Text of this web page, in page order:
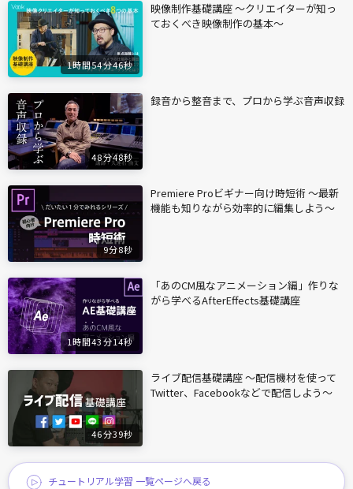
1時間54分46秒
映像制作基礎講座 〜クリエイターが知っ
ておくべき映像制作の基本〜
48分48秒
録音から整音まで、プロから学ぶ音声収録
9分8秒
Premiere Proビギナー向け時短術 〜最新
機能も知りながら効率的に編集しよう〜
1時間43分14秒
「あのCM風なアニメーション編」作りな
がら学べるAfterEffects基礎講座
46分39秒
ライブ配信基礎講座 〜配信機材を使って
Twitter、Facebookなどで配信しよう〜
チュートリアル学習 一覧ページへ戻る